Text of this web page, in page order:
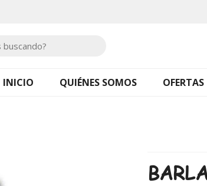
INICIO QUIÉNES SOMOS OFERTAS